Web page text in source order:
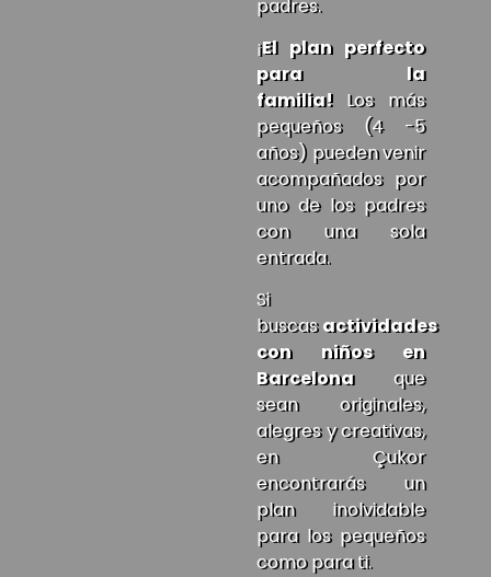
padres.
¡El plan perfecto
para la
familia! Los más
pequeños (4 -5
años) pueden venir
acompañados por
uno de los padres
con una sola
entrada.
Si
buscasactividades
con niños en
Barcelona que
sean originales,
alegres y creativas,
en Çukor
encontrarás un
plan inolvidable
para los pequeños
como para ti.